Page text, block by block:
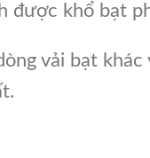
được khổ bạt
vải bạt